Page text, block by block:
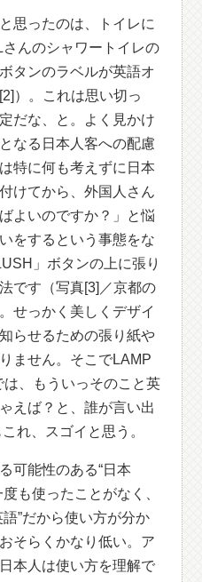
思ったのは、トイレに
んのシャワートイレの
タンのラベルが英語オ
）。これは思い切っ
だな、と。よく見かけ
なる日本人客への配慮
特に何も考えずに日本
けてから、外国人さん
よいのですか？」と悩
をするという事態をな
」ボタンの上に張り
です（写真[3]／京都の
せっかく美しくデザイ
らせるための張り紙や
ません。そこでLAMP
、もういっそのこと英
えば？と、誰が言い出
れ、スゴイと思う。
可能性のある“日本
も使ったことがなく、
”だから使い方が分か
そらくかなり低い。ア
本人は使い方を理解で